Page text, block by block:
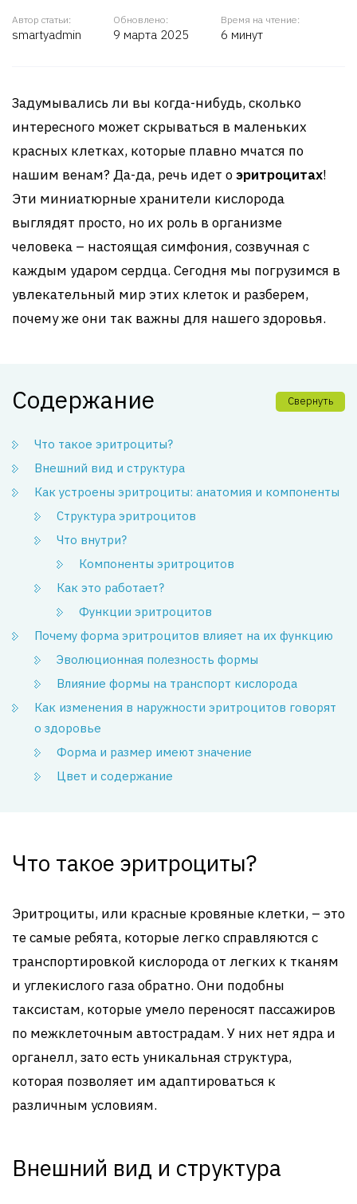
Автор статьи:
smartyadmin
Обновлено:
9 марта 2025
Время на чтение:
6 минут
Задумывались ли вы когда-нибудь, сколько
интересного может скрываться в маленьких
красных клетках, которые плавно мчатся по
нашим венам? Да-да, речь идет оэритроцитах!
Эти миниатюрные хранители кислорода
выглядят просто, но их роль в организме
человека – настоящая симфония, созвучная с
каждым ударом сердца. Сегодня мы погрузимся в
увлекательный мир этих клеток и разберем,
почему же они так важны для нашего здоровья.
Содержание Свернуть
Что такое эритроциты?
Внешний вид и структура
Как устроены эритроциты: анатомия и компоненты
Структура эритроцитов
Что внутри?
Компоненты эритроцитов
Как это работает?
Функции эритроцитов
Почему форма эритроцитов влияет на их функцию
Эволюционная полезность формы
Влияние формы на транспорт кислорода
Как изменения в наружности эритроцитов говорят
о здоровье
Форма и размер имеют значение
Цвет и содержание
Что такое эритроциты?
Эритроциты, или красные кровяные клетки, – это
те самые ребята, которые легко справляются с
транспортировкой кислорода от легких к тканям
и углекислого газа обратно. Они подобны
таксистам, которые умело переносят пассажиров
по межклеточным автострадам. У них нет ядра и
органелл, зато есть уникальная структура,
которая позволяет им адаптироваться к
различным условиям.
Внешний вид и структура